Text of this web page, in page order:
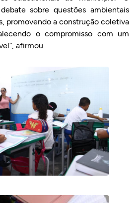
sobre questões ambientais
promovendo a construção coletiva
o compromisso com um
afirmou.